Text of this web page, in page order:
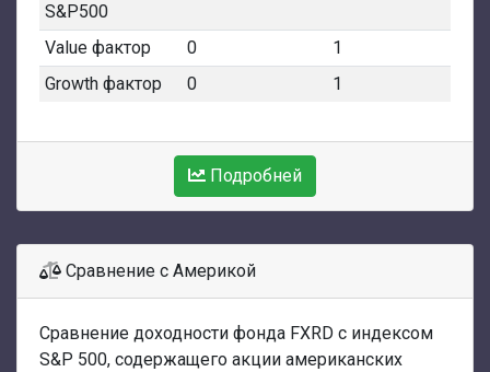
S&P500
Value фактор 0
1
Growth фактор
0 1
Подробней
Сравнение с Америкой
Сравнение доходности фонда FXRD с индексом
S&P 500, содержащего акции американских